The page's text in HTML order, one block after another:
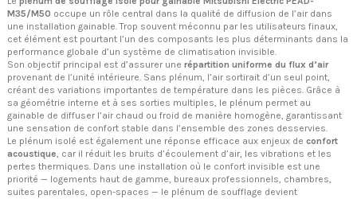
M35/M50 occupe un rôle central dans la qualité de diffusion de l’air dans
une installation gainable. Trop souvent méconnu par les utilisateurs finaux,
cet élément est pourtant l’un des composants les plus déterminants dans la
performance globale d’un système de climatisation invisible.
Son objectif principal est d’assurer une répartition uniforme du flux d’air
provenant de l’unité intérieure. Sans plénum, l’air sortirait d’un seul point,
créant des variations importantes de température dans les pièces. Grâce à
sa géométrie interne et à ses sorties multiples, le plénum permet au
gainable de diffuser l’air chaud ou froid de manière homogène, garantissant
une sensation de confort stable dans l’ensemble des zones desservies.
Le plénum isolé est également une réponse efficace aux enjeux de confort
acoustique, car il réduit les bruits d’écoulement d’air, les vibrations et les
pertes thermiques. Dans une installation où le confort invisible est une
priorité — logements haut de gamme, bureaux professionnels, chambres,
suites parentales, open-spaces — le plénum de soufflage devient